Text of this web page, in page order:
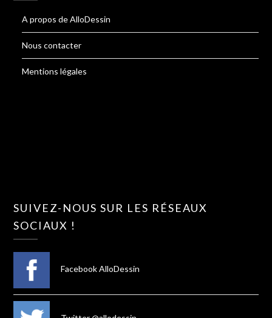
A propos de AlloDessin
Nous contacter
Mentions légales
SUIVEZ-NOUS SUR LES RÉSEAUX
SOCIAUX !
Facebook AlloDessin